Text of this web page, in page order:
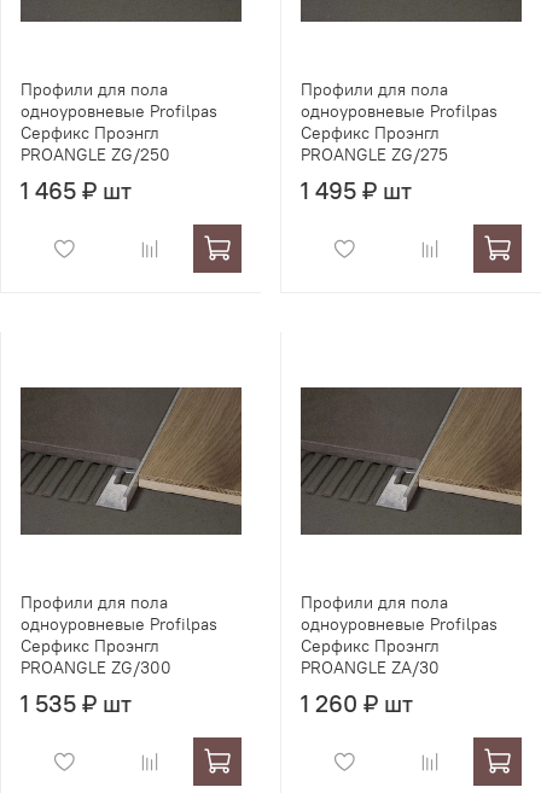
Профили для пола
одноуровневые Profilpas
Серфикс Проэнгл
PROANGLE ZG/250
1 465 ₽ шт
Профили для пола
одноуровневые Profilpas
Серфикс Проэнгл
PROANGLE ZG/275
1 495 ₽ шт
Профили для пола
одноуровневые Profilpas
Серфикс Проэнгл
PROANGLE ZG/300
1 535 ₽ шт
Профили для пола
одноуровневые Profilpas
Серфикс Проэнгл
PROANGLE ZA/30
1 260 ₽ шт